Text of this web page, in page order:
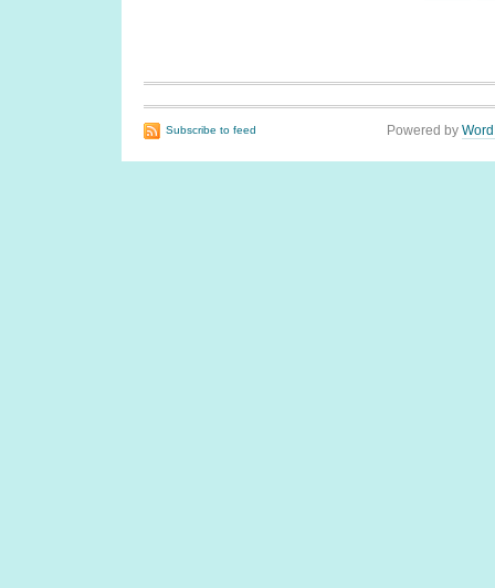
Subscribe to feed Powered by